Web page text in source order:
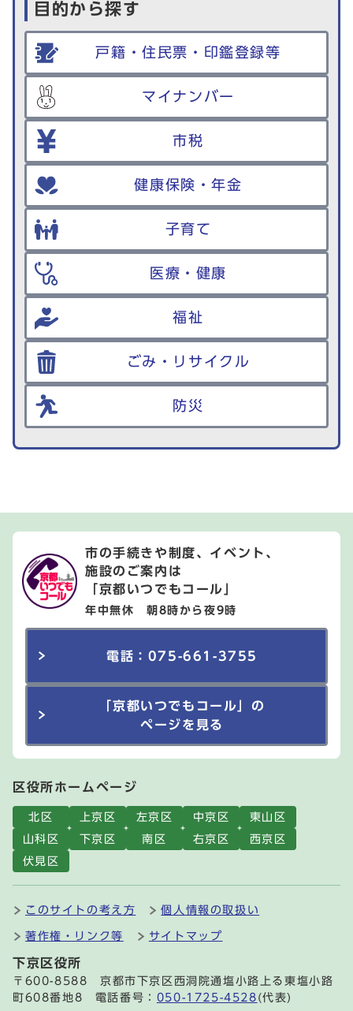
目的から探す
戸籍・住民票・印鑑登録等
マイナンバー
市税
健康保険・年金
子育て
医療・健康
福祉
ごみ・リサイクル
防災
市の手続きや制度、イベント、
施設のご案内は
「京都いつでもコール」
年中無休 朝8時から夜9時
電話：075-661-3755
「京都いつでもコール」の
ページを見る
区役所ホームページ
北区 上京区 左京区 中京区
東山区
山科区
下京区 南区 右京区
西京区
伏見区
このサイトの考え方 個人情報の取扱い
著作権・リンク等 サイトマップ
下京区役所
〒600-8588 京都市下京区西洞院通塩小路上る東塩小路
町608番地8 電話番号： 050-1725-4528 (代表)